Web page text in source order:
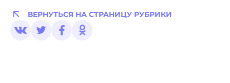
ВЕРНУТЬСЯ НА СТРАНИЦУ РУБРИКИ